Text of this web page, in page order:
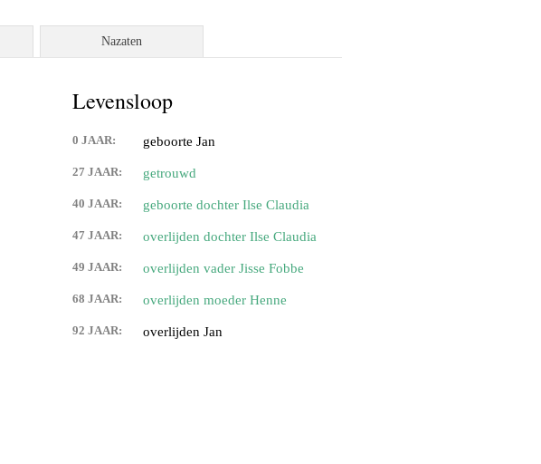
Nazaten
Levensloop
0 JAAR: geboorte Jan
27 JAAR: getrouwd
40 JAAR: geboorte dochter Ilse Claudia
47 JAAR: overlijden dochter Ilse Claudia
49 JAAR: overlijden vader Jisse Fobbe
68 JAAR: overlijden moeder Henne
92 JAAR: overlijden Jan